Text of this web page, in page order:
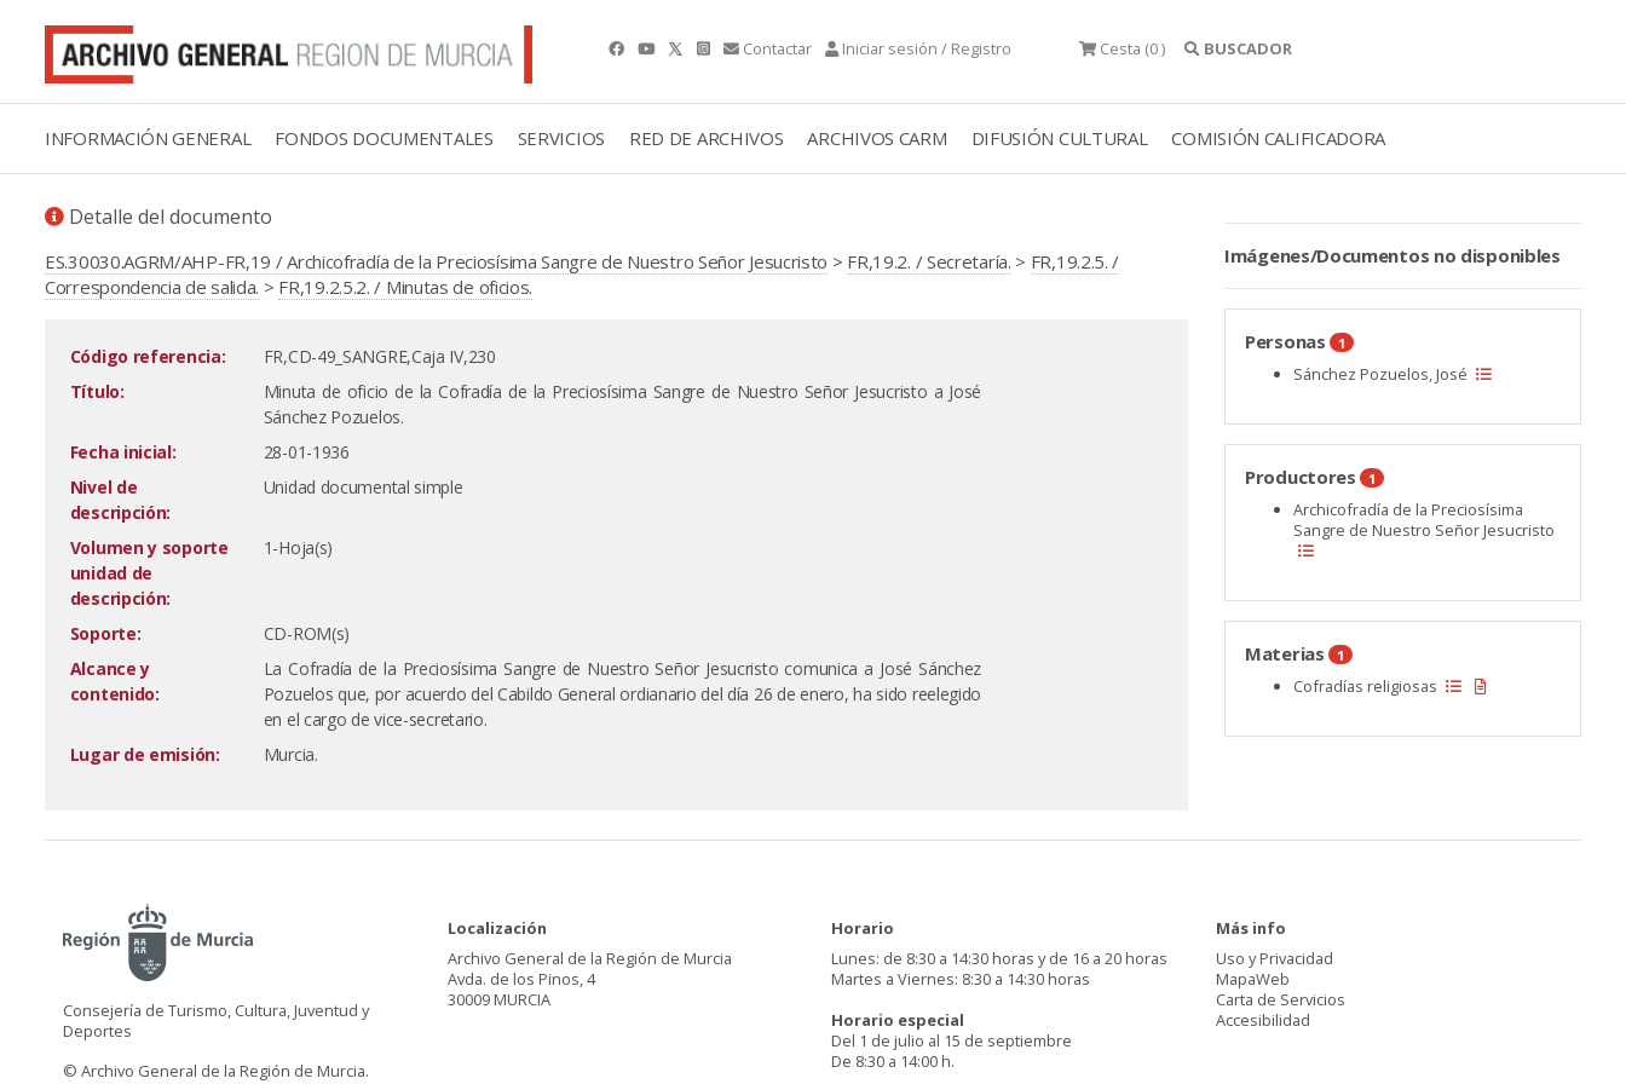
Contactar Iniciar sesión / Registro Cesta (0 ) BUSCADOR
INFORMACIÓN GENERAL FONDOS DOCUMENTALES SERVICIOS RED DE ARCHIVOS ARCHIVOS CARM DIFUSIÓN CULTURAL COMISIÓN CALIFICADORA
Detalle del documento
ES.30030.AGRM/AHP-FR,19 / Archicofradía de la Preciosísima Sangre de Nuestro Señor Jesucristo > FR,19.2. / Secretaría. > FR,19.2.5. /
Correspondencia de salida. > FR,19.2.5.2. / Minutas de oficios.
Código referencia:
FR,CD-49_SANGRE,Caja IV,230
Título:
Minuta de oficio de la Cofradía de la Preciosísima Sangre de Nuestro Señor Jesucristo a José
Sánchez Pozuelos.
Fecha inicial:
28-01-1936
Nivel de
descripción:
Unidad documental simple
Volumen y soporte
unidad de
descripción:
1-Hoja(s)
Soporte:
CD-ROM(s)
Alcance y
contenido:
La Cofradía de la Preciosísima Sangre de Nuestro Señor Jesucristo comunica a José Sánchez
Pozuelos que, por acuerdo del Cabildo General ordianario del día 26 de enero, ha sido reelegido
en el cargo de vice-secretario.
Lugar de emisión:
Murcia.
Imágenes/Documentos no disponibles
Personas 1
Sánchez Pozuelos, José
Productores 1
Archicofradía de la Preciosísima
Sangre de Nuestro Señor Jesucristo
Materias 1
Cofradías religiosas
Consejería de Turismo, Cultura, Juventud y
Deportes
© Archivo General de la Región de Murcia.
Localización
Archivo General de la Región de Murcia
Avda. de los Pinos, 4
30009 MURCIA
Horario
Lunes: de 8:30 a 14:30 horas y de 16 a 20 horas
Martes a Viernes: 8:30 a 14:30 horas
Horario especial
Del 1 de julio al 15 de septiembre
De 8:30 a 14:00 h.
Más info
Uso y Privacidad
MapaWeb
Carta de Servicios
Accesibilidad